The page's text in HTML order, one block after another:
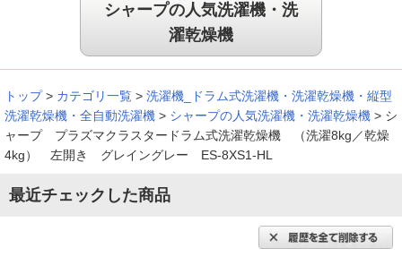
シャープの人気洗濯機・洗
濯乾燥機
トップ > カテゴリ一覧 > 洗濯機_ドラム式洗濯機・洗濯乾燥機・縦型
洗濯乾燥機・全自動洗濯機 > シャープの人気洗濯機・洗濯乾燥機 > シ
ャープ プラズマクラスタードラム式洗濯乾燥機 （洗濯8kg／乾燥
4kg） 左開き グレイングレー ES-8XS1-HL
最近チェックした商品